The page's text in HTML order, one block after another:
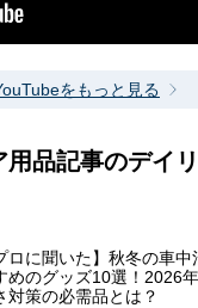
をもっと見る
用品記事のデイ
ロに聞いた】秋冬の車中
めのグッズ10選！2026年
対策の必需品とは？